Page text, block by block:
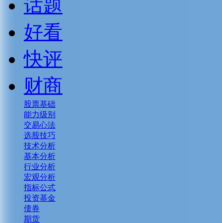
话题
好看
快评
财商
股票基础
能力级别
交易心法
选股技巧
技术分析
基本分析
行业分析
宏观分析
指标公式
投资基金
债券
期货